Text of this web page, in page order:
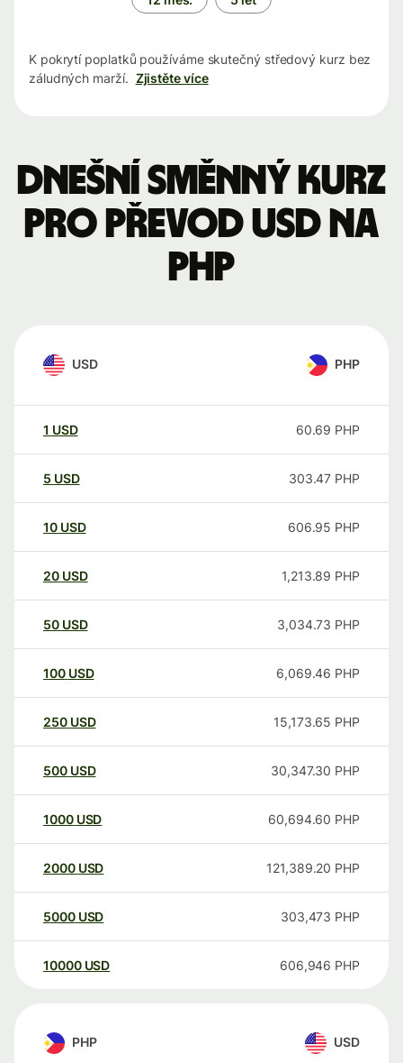
K pokrytí poplatků používáme skutečný středový kurz bez
záludných marží. Zjistěte více
Dnešní směnný kurz
pro převod USD na
PHP
USD PHP
1 USD 60.69 PHP
5 USD 303.47 PHP
10 USD 606.95 PHP
20 USD 1,213.89 PHP
50 USD 3,034.73 PHP
100 USD 6,069.46 PHP
250 USD 15,173.65 PHP
500 USD 30,347.30 PHP
1000 USD 60,694.60 PHP
2000 USD 121,389.20 PHP
5000 USD 303,473 PHP
10000 USD 606,946 PHP
PHP USD